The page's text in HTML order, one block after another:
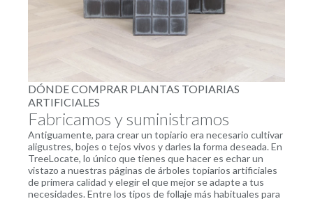
DÓNDE COMPRAR PLANTAS TOPIARIAS
ARTIFICIALES
Fabricamos y suministramos
Antiguamente, para crear un topiario era necesario cultivar
aligustres, bojes o tejos vivos y darles la forma deseada. En
TreeLocate, lo único que tienes que hacer es echar un
vistazo a nuestras páginas de árboles topiarios artificiales
de primera calidad y elegir el que mejor se adapte a tus
necesidades. Entre los tipos de follaje más habituales para